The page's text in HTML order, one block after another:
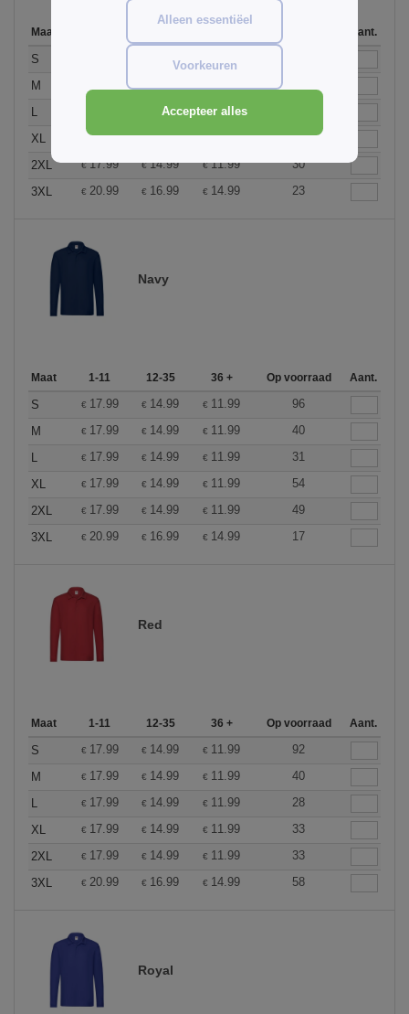
Maat Aant.
S 14.99
M
14.99 11.99
L
14.99 €11.99
XL
17.99 €14.99 €11.99
24
2XL
€17.99 €14.99 €11.99
30
3XL
€ 20.99 € 16.99 € 14.99 23
Navy
Maat 1-11 12-35 36 + Op voorraad Aant.
S € 17.99 € 14.99 € 11.99
96
M
€ 17.99 € 14.99 € 11.99
40
L
€ 17.99 € 14.99 € 11.99
31
XL
€ 17.99 € 14.99 € 11.99
54
2XL
€ 17.99 € 14.99 € 11.99
49
3XL
€ 20.99 € 16.99 € 14.99 17
Red
Maat 1-11 12-35 36 + Op voorraad Aant.
S € 17.99 € 14.99 € 11.99
92
M
€ 17.99 € 14.99 € 11.99
40
L
€ 17.99 € 14.99 € 11.99
28
XL
€ 17.99 € 14.99 € 11.99
33
2XL
€ 17.99 € 14.99 € 11.99
33
3XL
€ 20.99 € 16.99 € 14.99 58
Royal
Alleen essentiëel
Voorkeuren
Accepteer alles